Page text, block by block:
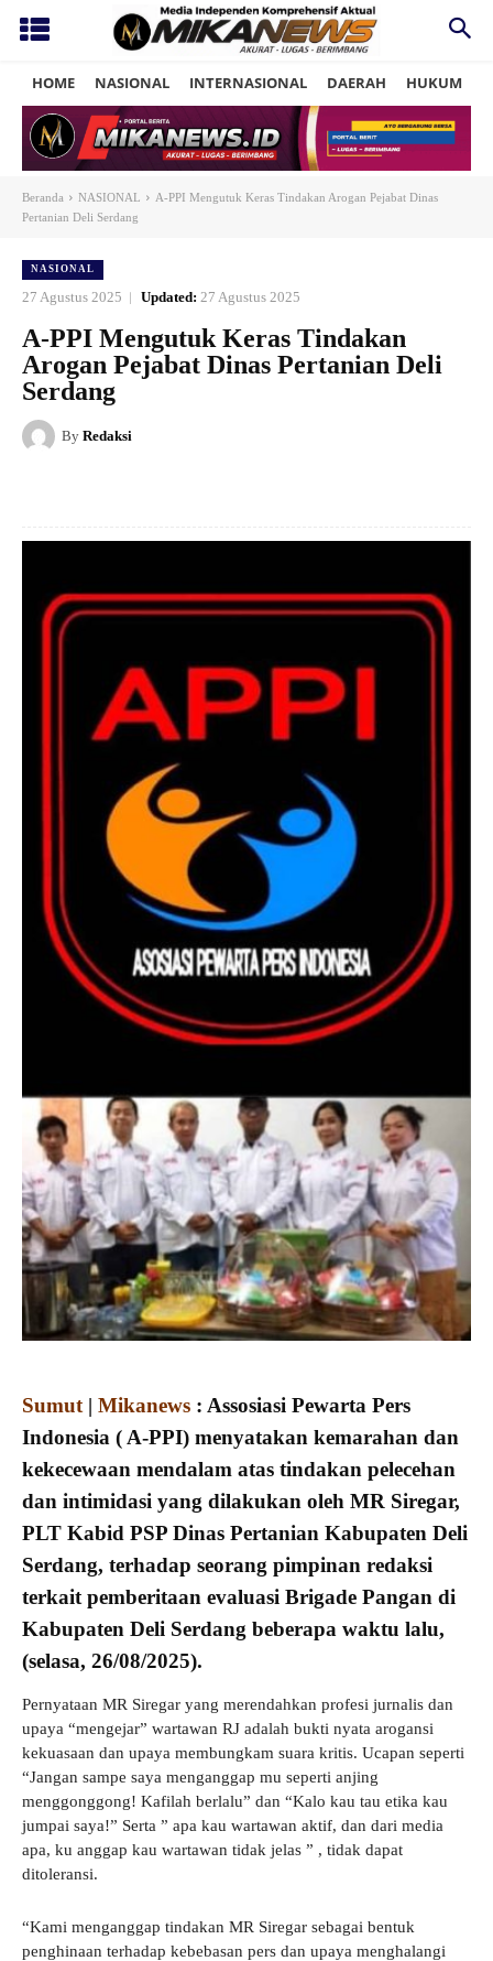
HOME NASIONAL INTERNASIONAL DAERAH HUKUM
Beranda NASIONAL
A-PPI Mengutuk Keras Tindakan Arogan Pejabat Dinas
Pertanian Deli Serdang
NASIONAL
27 Agustus 2025 Updated: 27 Agustus 2025
A-PPI Mengutuk Keras Tindakan
Arogan Pejabat Dinas Pertanian Deli
Serdang
By Redaksi
Sumut | Mikanews : Assosiasi Pewarta Pers
Indonesia ( A-PPI) menyatakan kemarahan dan
kekecewaan mendalam atas tindakan pelecehan
dan intimidasi yang dilakukan oleh MR Siregar,
PLT Kabid PSP Dinas Pertanian Kabupaten Deli
Serdang, terhadap seorang pimpinan redaksi
terkait pemberitaan evaluasi Brigade Pangan di
Kabupaten Deli Serdang beberapa waktu lalu,
(selasa, 26/08/2025).
Pernyataan MR Siregar yang merendahkan profesi jurnalis dan
upaya “mengejar” wartawan RJ adalah bukti nyata arogansi
kekuasaan dan upaya membungkam suara kritis. Ucapan seperti
“Jangan sampe saya menganggap mu seperti anjing
menggonggong! Kafilah berlalu” dan “Kalo kau tau etika kau
jumpai saya!” Serta ” apa kau wartawan aktif, dan dari media
apa, ku anggap kau wartawan tidak jelas ” , tidak dapat
ditoleransi.
“Kami menganggap tindakan MR Siregar sebagai bentuk
penghinaan terhadap kebebasan pers dan upaya menghalangi